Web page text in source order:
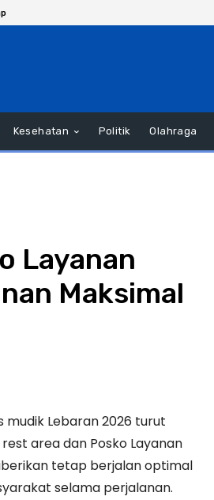
Kesehatan Politik Olahraga
Layanan
Maksimal
mudik Lebaran 2026 turut
area dan Posko Layanan
tetap berjalan optimal
selama perjalanan.